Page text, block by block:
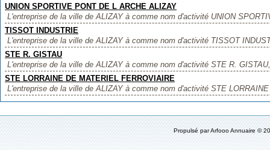
UNION SPORTIVE PONT DE L ARCHE ALIZAY
L'entreprise de la ville de ALIZAY à comme nom d'activité UNION
TISSOT INDUSTRIE
L'entreprise de la ville de ALIZAY à comme nom d'activité TISSOT
STE R. GISTAU
L'entreprise de la ville de ALIZAY à comme nom d'activité STE R.
STE LORRAINE DE MATERIEL FERROVIAIRE
L'entreprise de la ville de ALIZAY à comme nom d'activité STE
Propulsé parArfooo Annuaire ©